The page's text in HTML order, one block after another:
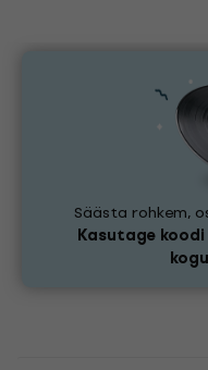
Säästa rohkem,
Kasutage koodi